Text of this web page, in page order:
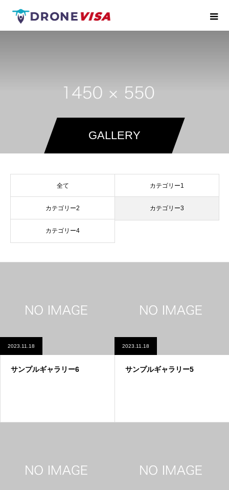
GALLERY
全て カテゴリー1
カテゴリー2 カテゴリー3
カテゴリー4
2023.11.18
サンプルギャラリー6
2023.11.18
サンプルギャラリー5